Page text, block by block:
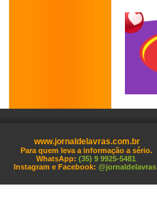
www.jornaldelavras.com.br
Para quem leva a informação a sério.
WhatsApp: (35) 9 9925-5481
Instagram e Facebook: @jornaldelavras